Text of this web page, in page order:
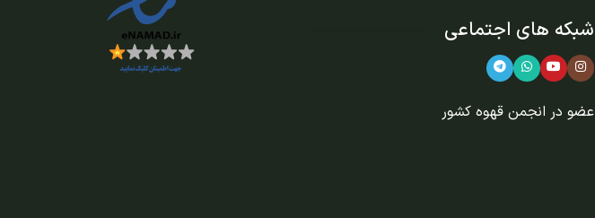
شبکه های اجتماعی
عضو در انجمن قهوه کشور